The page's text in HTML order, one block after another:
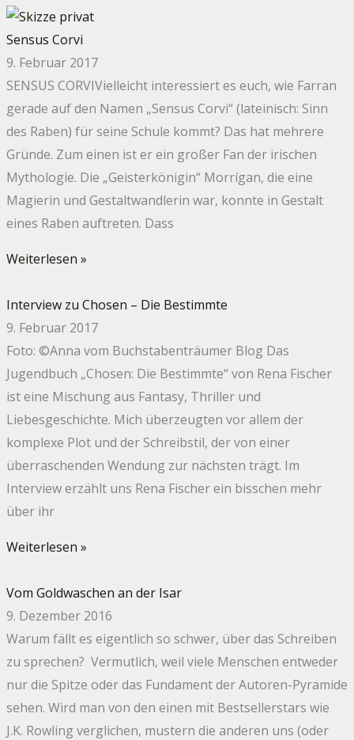
Sensus Corvi
9. Februar 2017
SENSUS CORVIVielleicht interessiert es euch, wie Farran
gerade auf den Namen „Sensus Corvi“ (lateinisch: Sinn
des Raben) für seine Schule kommt? Das hat mehrere
Gründe. Zum einen ist er ein großer Fan der irischen
Mythologie. Die „Geisterkönigin“ Morrígan, die eine
Magierin und Gestaltwandlerin war, konnte in Gestalt
eines Raben auftreten. Dass
Weiterlesen »
Interview zu Chosen – Die Bestimmte
9. Februar 2017
Foto: ©Anna vom Buchstabenträumer Blog Das
Jugendbuch „Chosen: Die Bestimmte“ von Rena Fischer
ist eine Mischung aus Fantasy, Thriller und
Liebesgeschichte. Mich überzeugten vor allem der
komplexe Plot und der Schreibstil, der von einer
überraschenden Wendung zur nächsten trägt. Im
Interview erzählt uns Rena Fischer ein bisschen mehr
über ihr
Weiterlesen »
Vom Goldwaschen an der Isar
9. Dezember 2016
Warum fällt es eigentlich so schwer, über das Schreiben
zu sprechen? Vermutlich, weil viele Menschen entweder
nur die Spitze oder das Fundament der Autoren-Pyramide
sehen. Wird man von den einen mit Bestsellerstars wie
J.K. Rowling verglichen, mustern die anderen uns (oder